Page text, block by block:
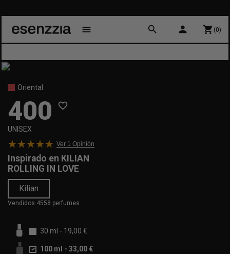
menu search person shopping_cart (0)
Oriental
400 favorite_border
UNISEX
Ver 1 Opinión
Inspirado en KILIAN
ROLLING IN LOVE
Kilian
Vendidos 4558 perfumes
30 ml - 19,00 €
100 ml - 33,00 €